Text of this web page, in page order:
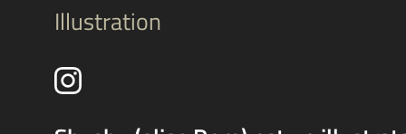
Illustration